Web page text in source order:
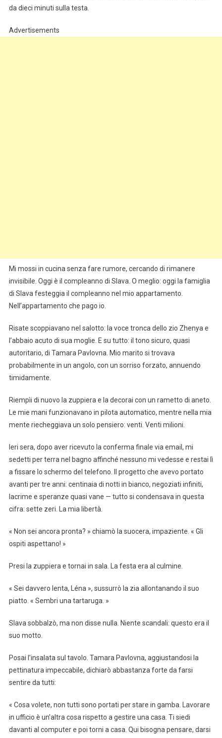
da dieci minuti sulla testa.
Advertisements
Mi mossi in cucina senza fare rumore, cercando di rimanere
invisibile. Oggi è il compleanno di Slava. O meglio: oggi la famiglia
di Slava festeggia il compleanno nel mio appartamento.
Nell’appartamento che pago io.
Risate scoppiavano nel salotto: la voce tronca dello zio Zhenya e
l’abbaio acuto di sua moglie. E su tutto: il tono sicuro, quasi
autoritario, di Tamara Pavlovna. Mio marito si trovava
probabilmente in un angolo, con un sorriso forzato, annuendo
timidamente.
Riempìi di nuovo la zuppiera e la decorai con un rametto di aneto.
Le mie mani funzionavano in pilota automatico, mentre nella mia
mente riecheggiava un solo pensiero: venti. Venti milioni.
Ieri sera, dopo aver ricevuto la conferma finale via email, mi
sedetti per terra nel bagno affinché nessuno mi vedesse e restai lì
a fissare lo schermo del telefono. Il progetto che avevo portato
avanti per tre anni: centinaia di notti in bianco, negoziati infiniti,
lacrime e speranze quasi vane — tutto si condensava in questa
cifra: sette zeri. La mia libertà.
« Non sei ancora pronta? » chiamò la suocera, impaziente. « Gli
ospiti aspettano! »
Presi la zuppiera e tornai in sala. La festa era al culmine.
« Sei davvero lenta, Léna », sussurrò la zia allontanando il suo
piatto. « Sembri una tartaruga. »
Slava sobbalzò, ma non disse nulla. Niente scandali: questo era il
suo motto.
Posai l’insalata sul tavolo. Tamara Pavlovna, aggiustandosi la
pettinatura impeccabile, dichiarò abbastanza forte da farsi
sentire da tutti:
« Cosa volete, non tutti sono portati per stare in gamba. Lavorare
in ufficio è un’altra cosa rispetto a gestire una casa. Ti siedi
davanti al computer e poi torni a casa. Qui bisogna pensare, darsi